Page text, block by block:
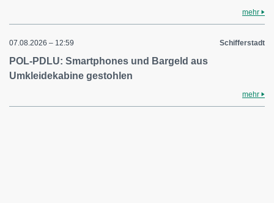
mehr
07.08.2026 – 12:59 Schifferstadt
POL-PDLU: Smartphones und Bargeld aus
Umkleidekabine gestohlen
mehr